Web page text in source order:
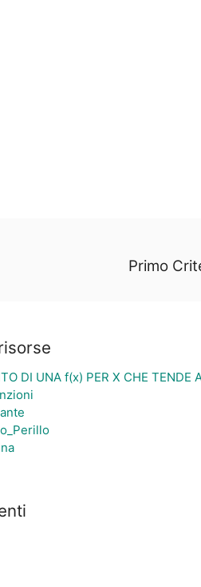
Primo
DI UNA f(x) PER X CHE TENDE